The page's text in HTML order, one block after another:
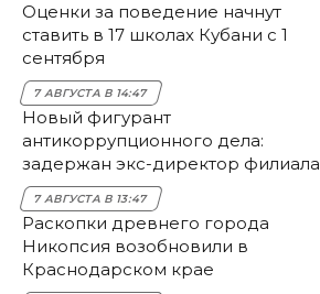
Оценки за поведение начнут
ставить в 17 школах Кубани с 1
сентября
7 АВГУСТА В 14:47
Новый фигурант
антикоррупционного дела:
задержан экс-директор филиала
НЭСК Крымска
7 АВГУСТА В 13:47
Раскопки древнего города
Никопсия возобновили в
Краснодарском крае